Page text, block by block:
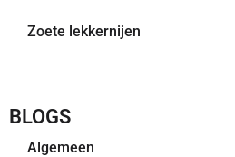
Zoete lekkernijen
BLOGS
Algemeen